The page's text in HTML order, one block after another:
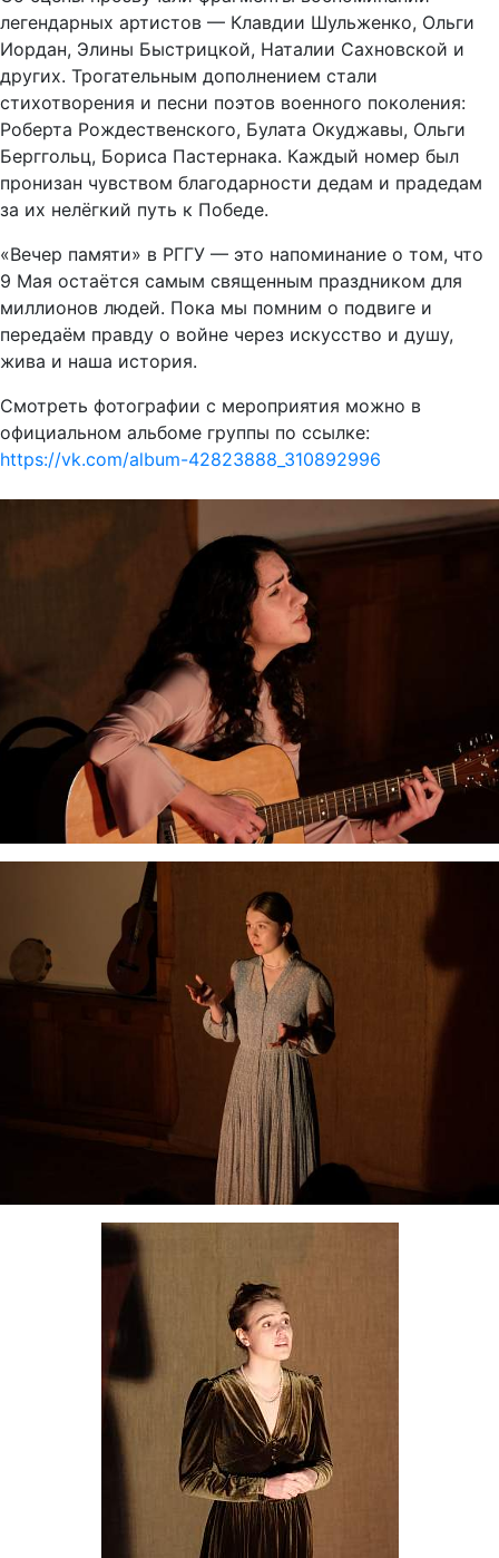
легендарных артистов — Клавдии Шульженко, Ольги
Иордан, Элины Быстрицкой, Наталии Сахновской и
других. Трогательным дополнением стали
стихотворения и песни поэтов военного поколения:
Роберта Рождественского, Булата Окуджавы, Ольги
Берггольц, Бориса Пастернака. Каждый номер был
пронизан чувством благодарности дедам и прадедам
за их нелёгкий путь к Победе.
«Вечер памяти» в РГГУ — это напоминание о том, что
9 Мая остаётся самым священным праздником для
миллионов людей. Пока мы помним о подвиге и
передаём правду о войне через искусство и душу,
жива и наша история.
Смотреть фотографии с мероприятия можно в
официальном альбоме группы по ссылке:
https://vk.com/album-42823888_310892996